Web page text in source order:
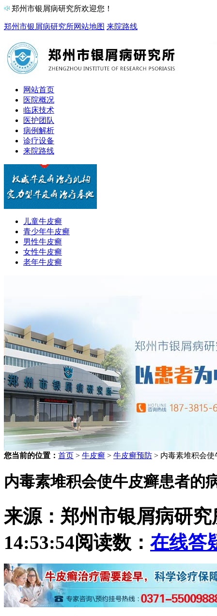
郑州市银屑病研究所欢迎您！
郑州市银屑病研究所网站地图 来院路线
网站首页
医院概况
临床技术
医护团队
病例解析
诊疗设备
来院路线
儿童牛皮癣
青少年牛皮癣
男性牛皮癣
女性牛皮癣
老年牛皮癣
您当前的位置： 首页 > 牛皮癣 > 牛皮癣预防 > 内毒素堆积会
内毒素堆积会使牛皮癣患者的
来源：郑州市银屑病研究
14:53:54阅读数： 在线答